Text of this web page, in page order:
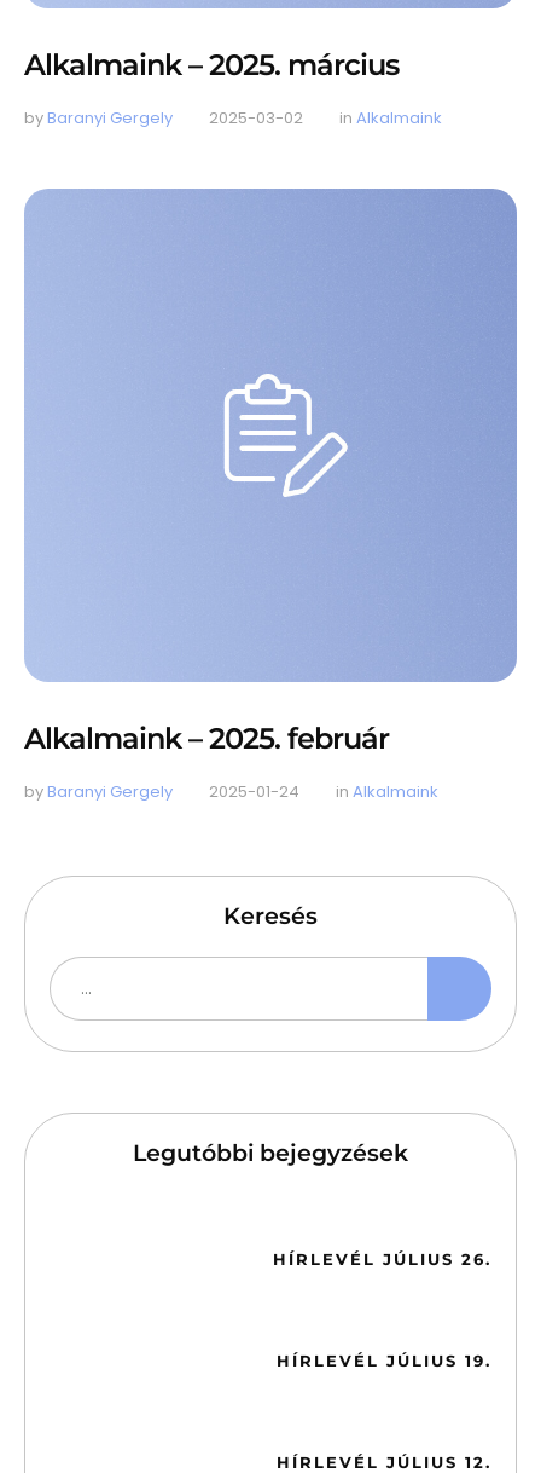
Alkalmaink – 2025. március
by Baranyi Gergely 2025-03-02 in Alkalmaink
Alkalmaink – 2025. február
by Baranyi Gergely 2025-01-24 in Alkalmaink
Keresés
Legutóbbi bejegyzések
HÍRLEVÉL JÚLIUS 26.
HÍRLEVÉL JÚLIUS 19.
HÍRLEVÉL JÚLIUS 12.